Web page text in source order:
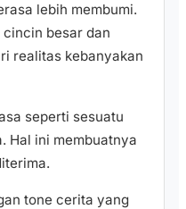
lebih membumi.
besar dan
realitas kebanyakan
seperti sesuatu
Hal ini membuatnya
tone cerita yang